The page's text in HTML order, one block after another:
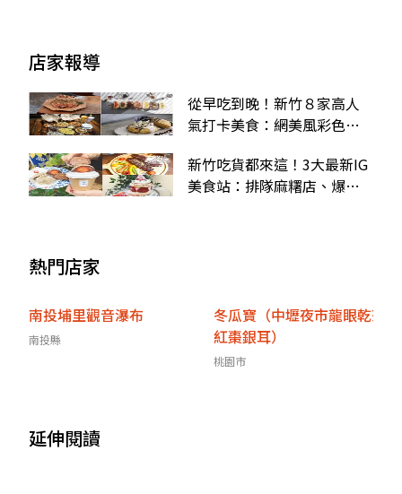
店家報導
從早吃到晚！新竹８家高人
氣打卡美食：網美風彩色包
新竹吃貨都來這！3大最新IG
美食站：排隊麻糬店、爆量
熱門店家
南投埔里觀音瀑布
南投縣
冬瓜寶（中壢夜市龍眼乾茶
紅棗銀耳）
桃園市
延伸閱讀